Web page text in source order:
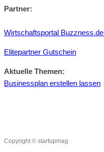
Partner:
Wirtschaftsportal Buzzness.de
Elitepartner Gutschein
Aktuelle Themen:
Businessplan erstellen lassen
Copyright © startupmag